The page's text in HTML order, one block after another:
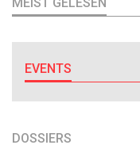
EVENTS
DOSSIERS